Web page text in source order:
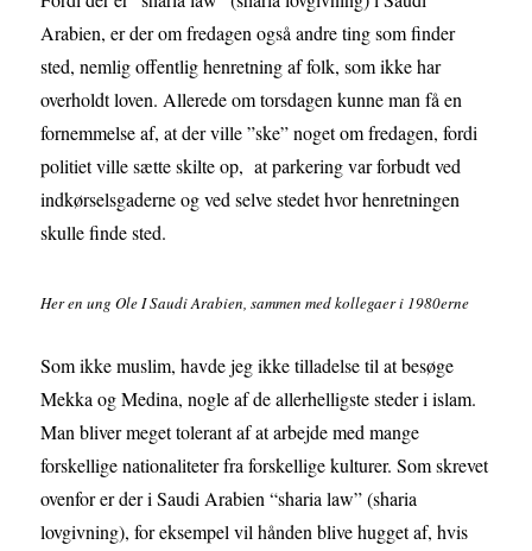
Arabien, er der om fredagen også andre ting som finder
sted, nemlig offentlig henretning af folk, som ikke har
overholdt loven. Allerede om torsdagen kunne man få en
fornemmelse af, at der ville ”ske” noget om fredagen, fordi
politiet ville sætte skilte op, at parkering var forbudt ved
indkørselsgaderne og ved selve stedet hvor henretningen
skulle finde sted.
Her en ung Ole I Saudi Arabien, sammen med kollegaer i 1980erne
Som ikke muslim, havde jeg ikke tilladelse til at besøge
Mekka og Medina, nogle af de allerhelligste steder i islam.
Man bliver meget tolerant af at arbejde med mange
forskellige nationaliteter fra forskellige kulturer. Som skrevet
ovenfor er der i Saudi Arabien “sharia law” (sharia
lovgivning), for eksempel vil hånden blive hugget af, hvis